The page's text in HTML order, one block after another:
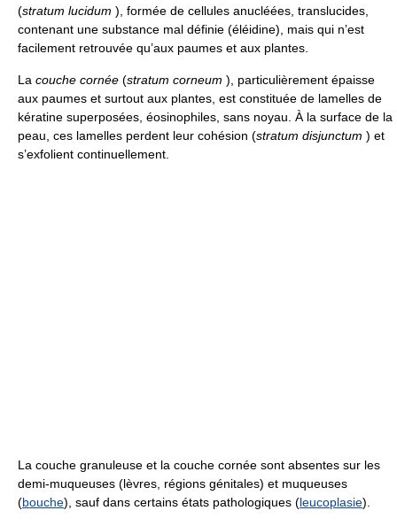
(stratum lucidum ), formée de cellules anucléées, translucides,
contenant une substance mal définie (éléidine), mais qui n’est
facilement retrouvée qu’aux paumes et aux plantes.
La couche cornée (stratum corneum ), particulièrement épaisse
aux paumes et surtout aux plantes, est constituée de lamelles de
kératine superposées, éosinophiles, sans noyau. À la surface de la
peau, ces lamelles perdent leur cohésion (stratum disjunctum ) et
s’exfolient continuellement.
La couche granuleuse et la couche cornée sont absentes sur les
demi-muqueuses (lèvres, régions génitales) et muqueuses
(bouche), sauf dans certains états pathologiques (leucoplasie).